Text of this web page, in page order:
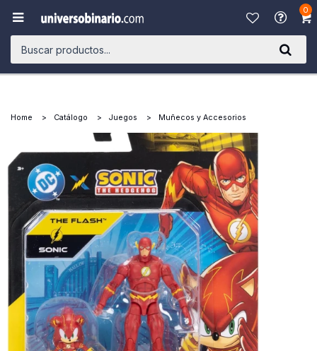
0

Home Catálogo Juegos Muñecos y Accesorios